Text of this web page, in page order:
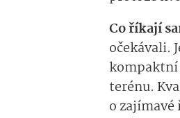
Co říkají
očekávali.
kompaktní
terénu.
o zajímavé